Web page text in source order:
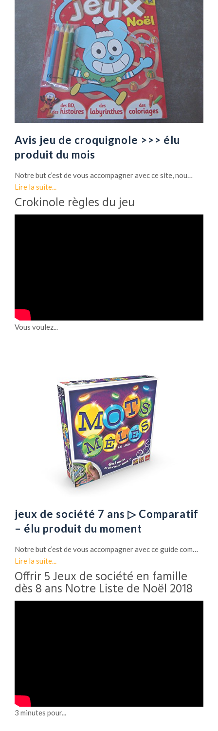
Avis jeu de croquignole >>> élu
produit du mois
Notre but c’est de vous accompagner avec ce site, nou…
Lire la suite...
Crokinole règles du jeu
Vous voulez...
jeux de société 7 ans ▷ Comparatif
– élu produit du moment
Notre but c’est de vous accompagner avec ce guide com…
Lire la suite...
Offrir 5 Jeux de société en famille
dès 8 ans Notre Liste de Noël 2018
3 minutes pour...